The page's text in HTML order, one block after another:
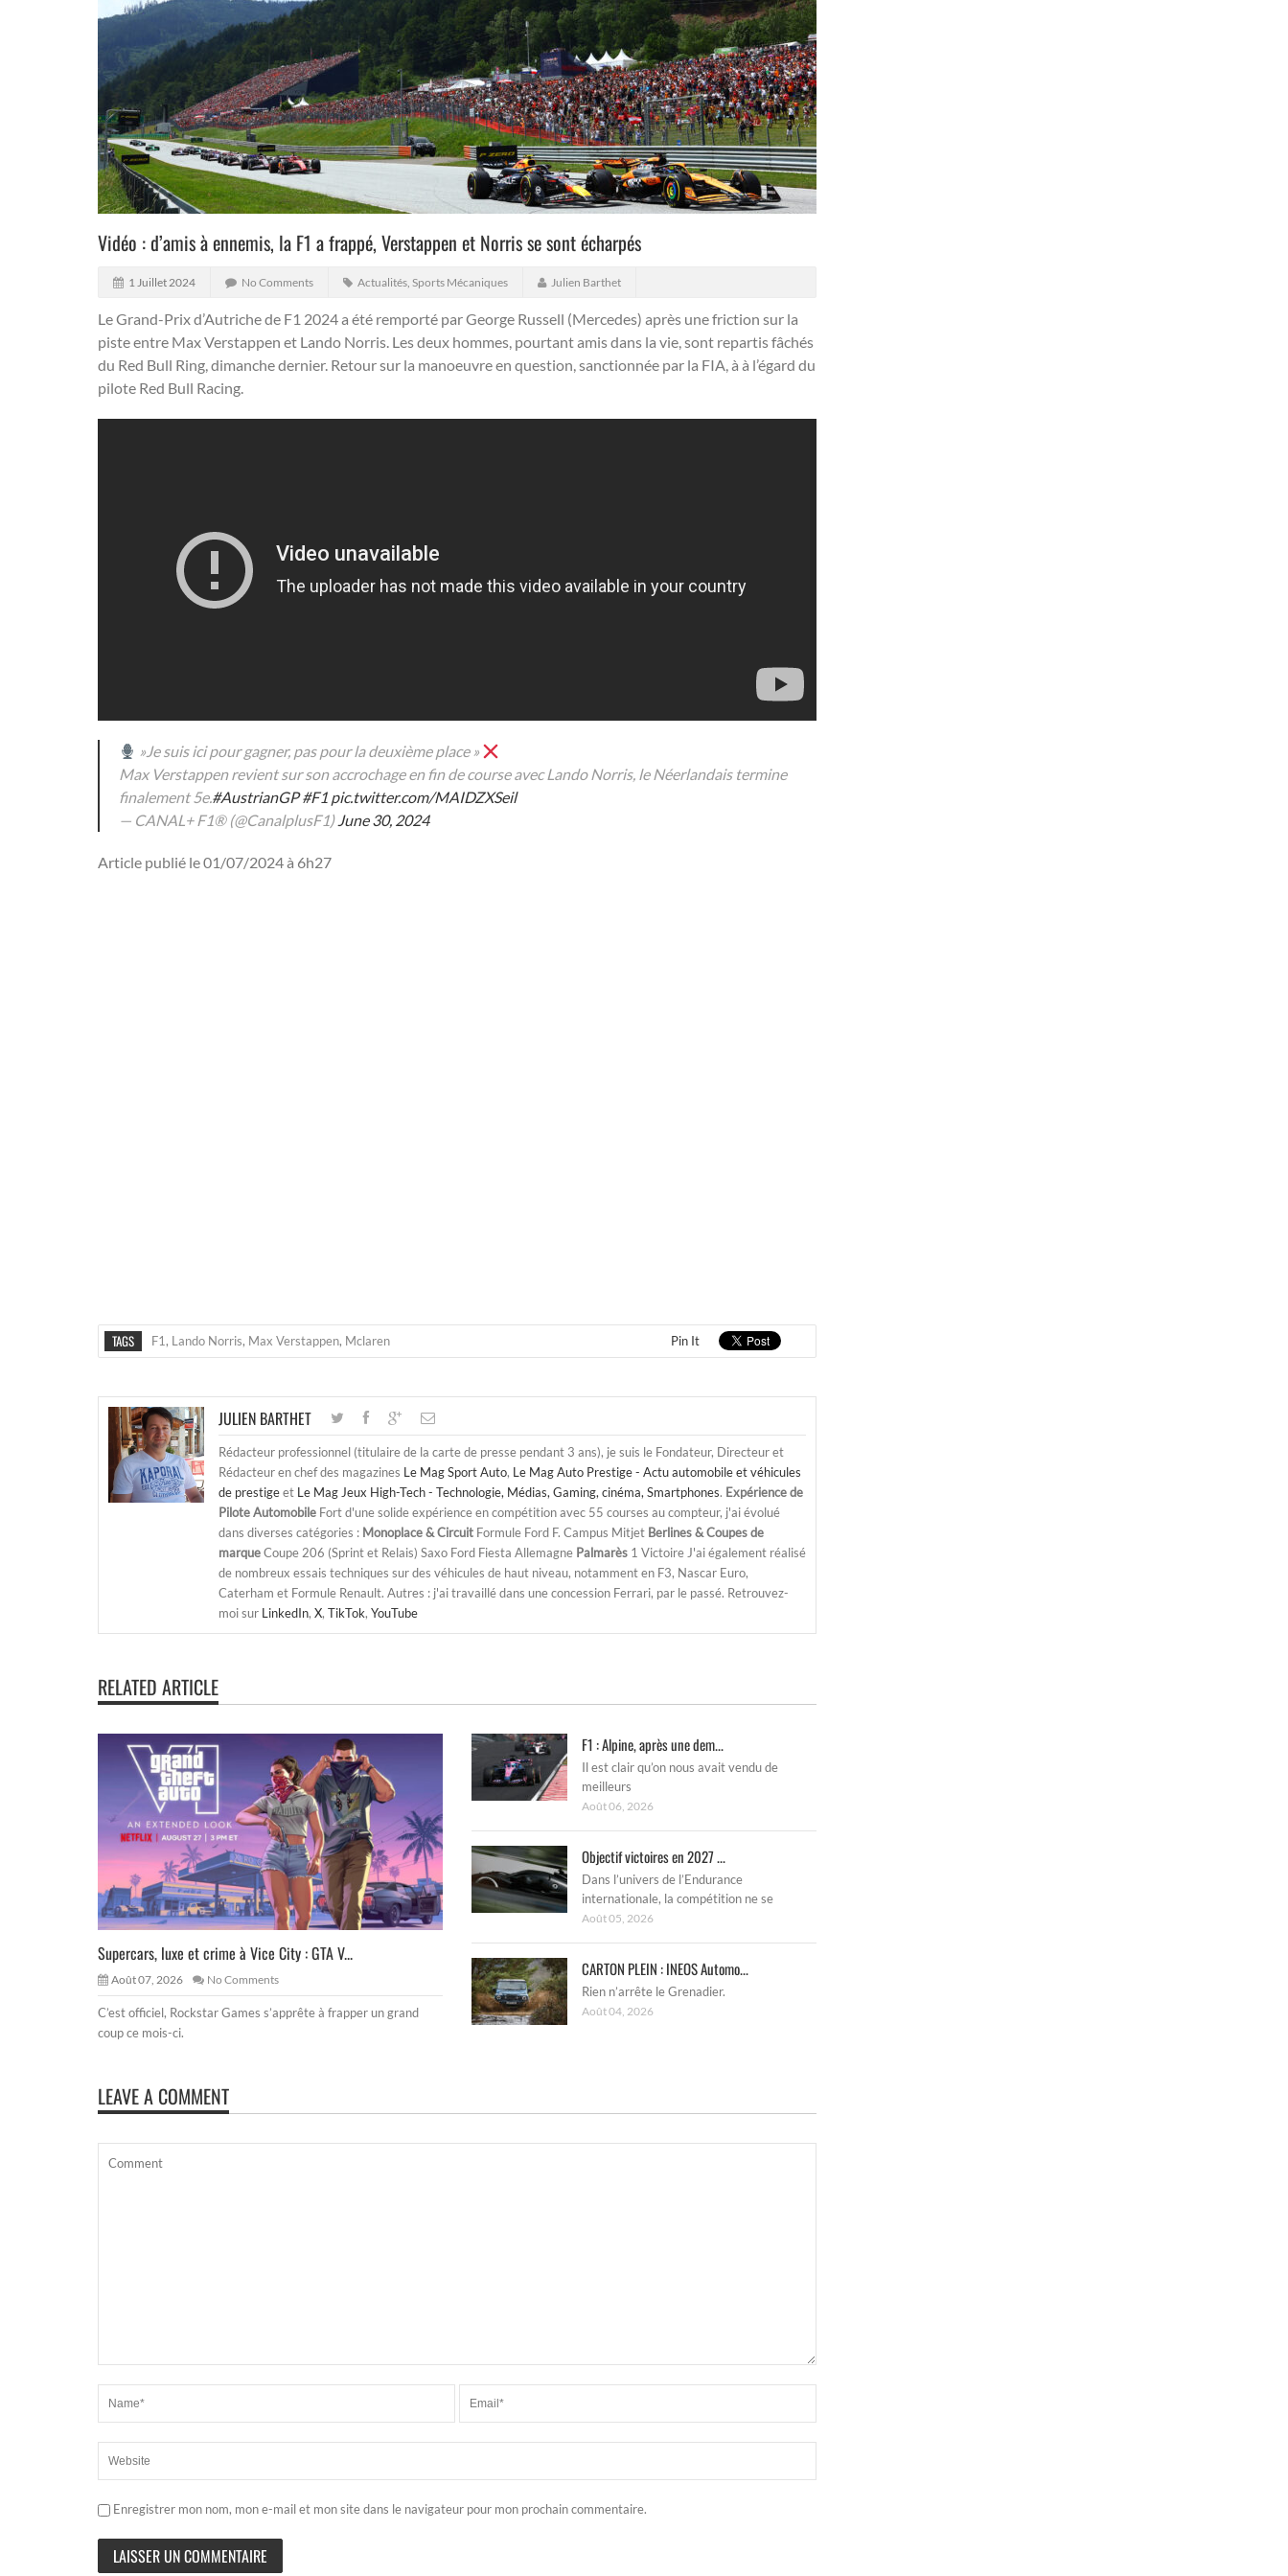
Vidéo : d’amis à ennemis, la F1 a frappé, Verstappen et Norris se sont écharpés
1 Juillet 2024 No Comments Actualités, Sports Mécaniques Julien Barthet
Le Grand-Prix d’Autriche de F1 2024 a été remporté par George Russell (Mercedes) après une friction sur la
piste entre Max Verstappen et Lando Norris. Les deux hommes, pourtant amis dans la vie, sont repartis fâchés
du Red Bull Ring, dimanche dernier. Retour sur la manoeuvre en question, sanctionnée par la FIA, à à l’égard du
pilote Red Bull Racing.
»Je suis ici pour gagner, pas pour la deuxième place »
Max Verstappen revient sur son accrochage en fin de course avec Lando Norris, le Néerlandais termine
finalement 5e.#AustrianGP #F1 pic.twitter.com/MAIDZXSeil
— CANAL+ F1® (@CanalplusF1)June 30, 2024
Article publié le 01/07/2024 à 6h27
TAGS F1, Lando Norris, Max Verstappen, Mclaren Pin It
JULIEN BARTHET
Rédacteur professionnel (titulaire de la carte de presse pendant 3 ans), je suis le Fondateur, Directeur et
Rédacteur en chef des magazines Le Mag Sport Auto, Le Mag Auto Prestige - Actu automobile et véhicules
de prestigeet Le Mag Jeux High-Tech - Technologie, Médias, Gaming, cinéma, Smartphones. Expérience de
Pilote Automobile Fort d'une solide expérience en compétition avec 55 courses au compteur, j'ai évolué
dans diverses catégories : Monoplace & Circuit Formule Ford F. Campus Mitjet Berlines & Coupes de
marqueCoupe 206 (Sprint et Relais) Saxo Ford Fiesta Allemagne Palmarès 1 Victoire J'ai également réalisé
de nombreux essais techniques sur des véhicules de haut niveau, notamment en F3, Nascar Euro,
Caterham et Formule Renault. Autres : j'ai travaillé dans une concession Ferrari, par le passé. Retrouvez-
moi sur LinkedIn, X, TikTok, YouTube
RELATED ARTICLE
Supercars, luxe et crime à Vice City : GTA V...
Août 07, 2026 No Comments
C’est officiel, Rockstar Games s’apprête à frapper un grand
coup ce mois-ci.
F1 : Alpine, après une dem...
Il est clair qu’on nous avait vendu de
meilleurs
Août 06, 2026
Objectif victoires en 2027 ...
Dans l’univers de l’Endurance
internationale, la compétition ne se
Août 05, 2026
CARTON PLEIN : INEOS Automo...
Rien n’arrête le Grenadier.
Août 04, 2026
LEAVE A COMMENT
Enregistrer mon nom, mon e-mail et mon site dans le navigateur pour mon prochain commentaire.